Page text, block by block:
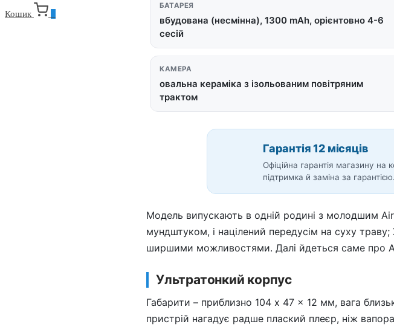
Кошик
БАТАРЕЯ
вбудована (несмінна), 1300 mAh, орієнтовно 4-6
сесій
КАМЕРА
овальна кераміка з ізольованим повітряним
трактом
Гарантія 12 місяців
Офіційна гарантія магазину
підтримка й заміна за гарантією.
Модель випускають в одній родині з молодшим
мундштуком, і націлений передусім на суху
ширшими можливостями. Далі йдеться саме про
Ультратонкий корпус
Габарити – приблизно 104 x 47 x 12 мм, вага
пристрій нагадує радше плаский плеєр, ніж